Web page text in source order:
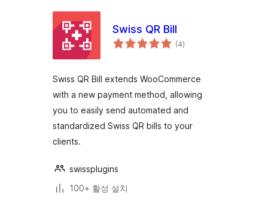
Swiss QR Bill
(4전
체)
Swiss QR Bill extends WooCommerce
with a new payment method, allowing
you to easily send automated and
standardized Swiss QR bills to your
clients.
swissplugins
100+ 활성 설치